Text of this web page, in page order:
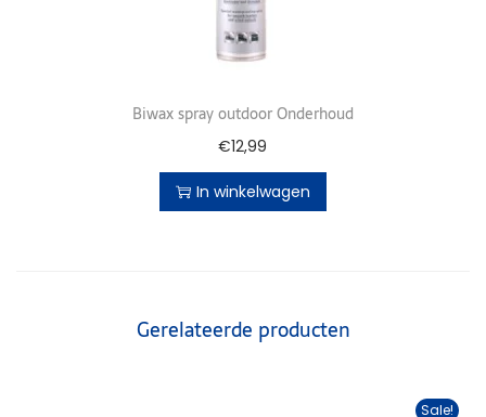
Biwax spray outdoor Onderhoud
€12,99
In winkelwagen
Gerelateerde producten
Sale!